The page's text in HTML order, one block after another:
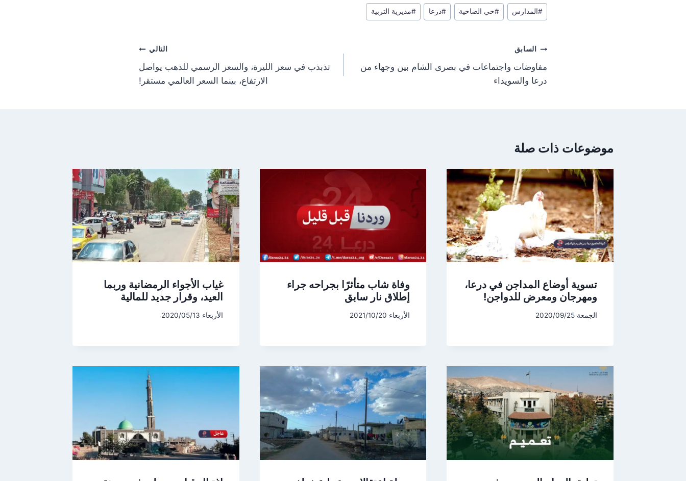
o
e
o
وسوم
المقال:
#المدارس #حي الضاحية #درعا #مديرية التربية
تصفّح
المقالات
السابق
مفاوضات واجتماعات في بصرى الشام بين وجهاء من
درعا والسويداء
التالي
تذبذب في سعر الليرة، والسعر الرسمي للذهب يواصل
الارتفاع، بينما السعر العالمي مستقر!
موضوعات ذات صلة
تسوية أوضاع المداجن في درعا،
ومهرجان ومعرض للدواجن!
الجمعة 2020/09/25
وفاة شاب متأثرًا بجراحه جراء
إطلاق نار سابق
الأربعاء 2021/10/20
غياب الأجواء الرمضانية وربما
العيد، وقرار جديد للمالية
الأربعاء 2020/05/13